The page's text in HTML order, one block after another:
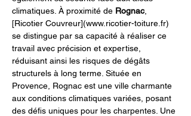
climatiques. À proximité de Rognac,
[Ricotier Couvreur](www.ricotier-toiture.fr)
se distingue par sa capacité à réaliser ce
travail avec précision et expertise,
réduisant ainsi les risques de dégâts
structurels à long terme. Située en
Provence, Rognac est une ville charmante
aux conditions climatiques variées, posant
des défis uniques pour les charpentes. Une